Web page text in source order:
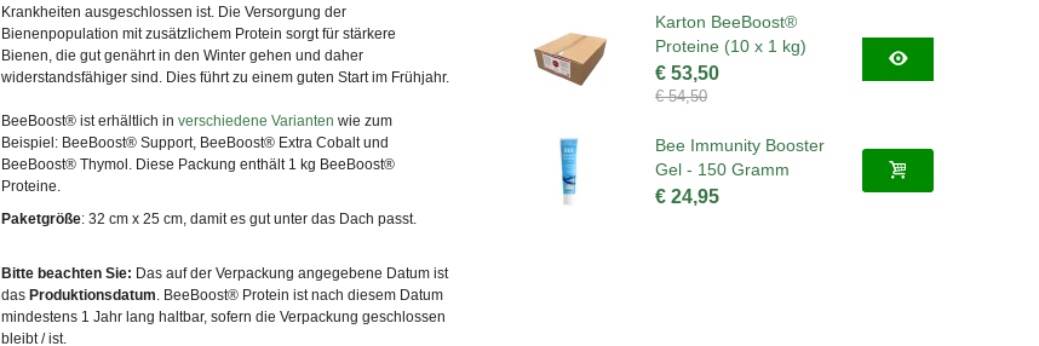
Krankheiten ausgeschlossen ist. Die Versorgung der
Bienenpopulation mit zusätzlichem Protein sorgt für stärkere
Bienen, die gut genährt in den Winter gehen und daher
widerstandsfähiger sind. Dies führt zu einem guten Start im Frühjahr.
BeeBoost® ist erhältlich in verschiedene Varianten wie zum
Beispiel: BeeBoost® Support, BeeBoost® Extra Cobalt und
BeeBoost® Thymol. Diese Packung enthält 1 kg BeeBoost®
Proteine.
Paketgröße: 32 cm x 25 cm, damit es gut unter das Dach passt.
Bitte beachten Sie: Das auf der Verpackung angegebene Datum ist
das Produktionsdatum. BeeBoost® Protein ist nach diesem Datum
mindestens 1 Jahr lang haltbar, sofern die Verpackung geschlossen
bleibt / ist.
Karton BeeBoost®
Proteine (10 x 1 kg)
€ 53,50
€ 54,50
Bee Immunity Booster
Gel - 150 Gramm
€ 24,95